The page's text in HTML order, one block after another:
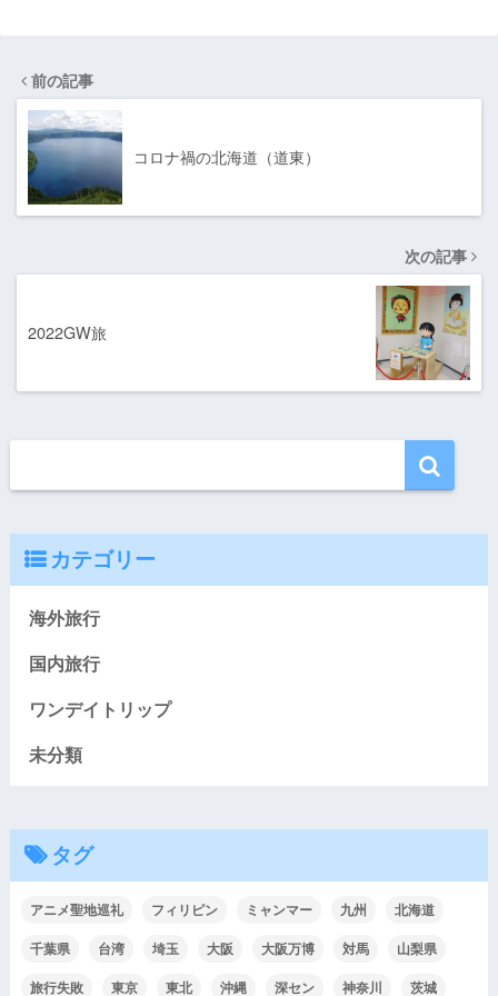
前の記事
コロナ禍の北海道（道東）
次の記事
2022GW旅
カテゴリー
海外旅行
国内旅行
ワンデイトリップ
未分類
タグ
アニメ聖地巡礼 フィリピン ミャンマー 九州
北海道
千葉県
台湾 埼玉 大阪 大阪万博 対馬
山梨県
旅行失敗
東京 東北 沖縄 深セン 神奈川 茨城